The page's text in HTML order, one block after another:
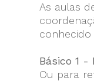
As aulas
Básico 1 -
Ou para